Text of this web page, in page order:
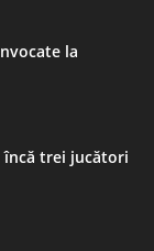
la
trei jucători